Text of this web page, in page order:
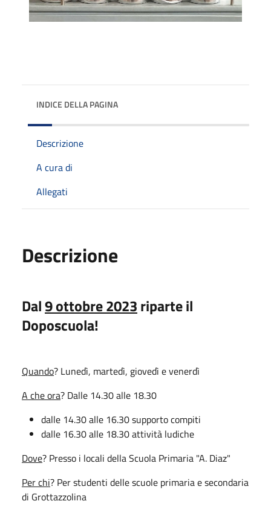
INDICE DELLA PAGINA
Descrizione
A cura di
Allegati
Descrizione
Dal9 ottobre 2023riparte il
Doposcuola!
Quando? Lunedì, martedì, giovedì e venerdì
A che ora? Dalle 14.30 alle 18.30
dalle 14.30 alle 16.30 supporto compiti
dalle 16.30 alle 18.30 attività ludiche
Dove? Presso i locali della Scuola Primaria "A. Diaz"
Per chi? Per studenti delle scuole primaria e secondaria
di Grottazzolina